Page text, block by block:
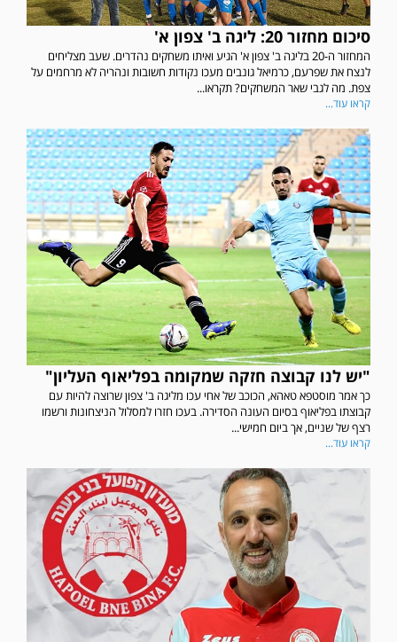
סיכום מחזור 20: ליגה ב' צפון א'
המחזור ה-20 בליגה ב' צפון א' הגיע ואיתו משחקים נהדרים. שעב מצליחים
לנצח את שפרעם, כרמיאל גונבים מעכו נקודות חשובות ונהריה לא מרחמים על
צפת. מה לגבי שאר המשחקים? תקראו...
קראו עוד...
"יש לנו קבוצה חזקה שמקומה בפליאוף העליון"
כך אמר מוסטפא טאהא, הכוכב של אחי עכו מליגה ב' צפון שרוצה להיות עם
קבוצתו בפליאוף בסיום העונה הסדירה. בעכו חזרו למסלול הניצחונות ורשמו
רצף של שניים, אך ביום חמישי...
קראו עוד...